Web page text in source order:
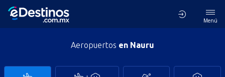
Menú
Aeropuertos en Nauru